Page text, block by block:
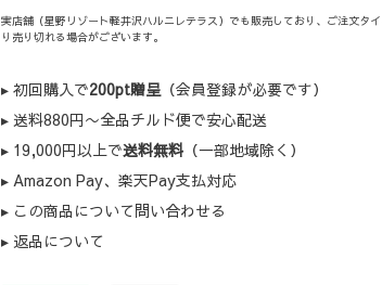
実店舗（星野リゾート軽井沢ハルニレテラス）でも販売しており、ご注文タ
り売り切れる場合がございます。
▸ 初回購入で200pt贈呈 （会員登録が必要です）
▸ 送料880円〜全品チルド便で安心配送
▸ 19,000円以上で送料無料 （一部地域除く）
▸ Amazon Pay、楽天Pay支払対応
▸ この商品について問い合わせる
▸ 返品について